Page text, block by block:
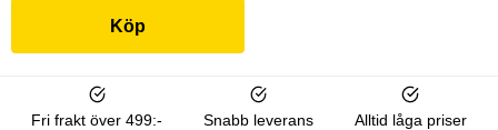
Köp
Fri frakt över 499:- Snabb leverans Alltid låga priser